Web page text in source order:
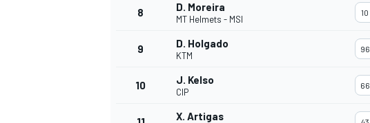
8 D. Moreira
MT Helmets - MSI
10
9 D. Holgado
KTM
96
10 J. Kelso
CIP
66
X. Artigas